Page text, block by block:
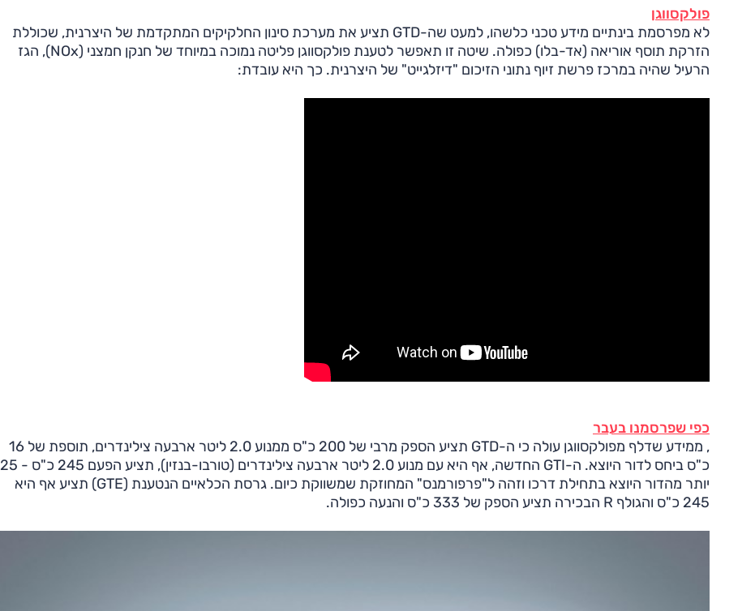
פולקסווגן
לא מפרסמת בינתיים מידע טכני כלשהו, למעט שה-GTD תציע את מערכת סינון החלקיקים המתקדמת של היצרנית, שכוללת
הזרקת תוסף אוריאה (אד-בלו) כפולה. שיטה זו תאפשר לטענת פולקסווגן פליטה נמוכה במיוחד של חנקן חמצני (NOx), הגז
הרעיל שהיה במרכז פרשת זיוף נתוני הזיכום "דיזלגייט" של היצרנית. כך היא עובדת:
כפי שפרסמנו בעבר
, ממידע שדלף מפולקסווגן עולה כי ה-GTD תציע הספק מרבי של 200 כ"ס ממנוע 2.0 ליטר ארבעה צילינדרים, תוספת של 16
כ"ס ביחס לדור היוצא. ה-GTI החדשה, אף היא עם מנוע 2.0 ליטר ארבעה צילינדרים (טורבו-בנזין), תציע הפעם 245 כ"ס - 25
יותר מהדור היוצא בתחילת דרכו וזהה ל"פרפורמנס" המחוזקת שמשווקת כיום. גרסת הכלאיים הנטענת (GTE) תציע אף היא
245 כ"ס והגולף R הבכירה תציע הספק של 333 כ"ס והנעה כפולה.